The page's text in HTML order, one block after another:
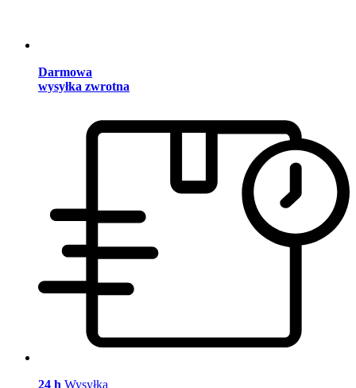
Darmowa
wysyłka zwrotna
24 h Wysyłka